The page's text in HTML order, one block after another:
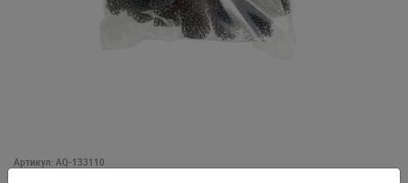
Артикул: AQ-133110